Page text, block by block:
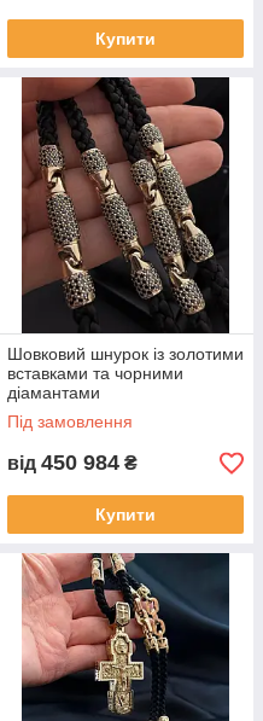
Купити
Шовковий шнурок із золотими
вставками та чорними
діамантами
Під замовлення
від 450 984 ₴
Купити